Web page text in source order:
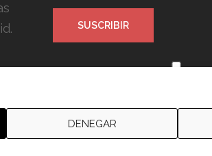
DENEGAR
condiciones